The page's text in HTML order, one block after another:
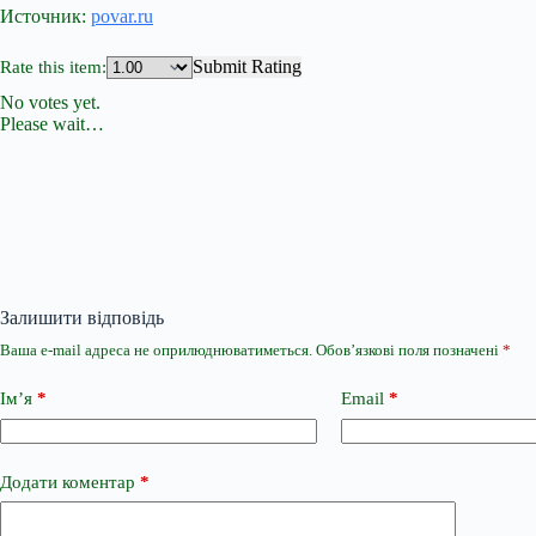
Источник: povar.ru
Rate this item:
Submit Rating
No votes yet.
Please wait…
Залишити відповідь
Ваша e-mail адреса не оприлюднюватиметься. Обов’язкові поля позначені *
Ім’я * Email *
Додати коментар *